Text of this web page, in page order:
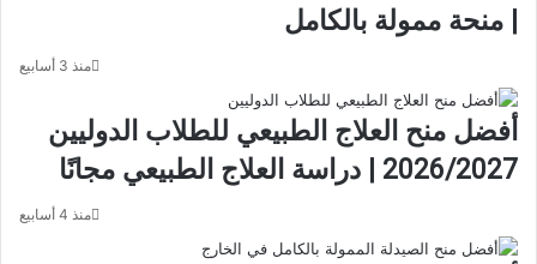
| منحة ممولة بالكامل
منذ 3 أسابيع
أفضل منح العلاج الطبيعي للطلاب الدوليين
2026/2027 | دراسة العلاج الطبيعي مجانًا
منذ 4 أسابيع